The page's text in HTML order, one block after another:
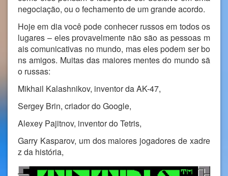
negociação, ou o fechamento de um grande acordo.
Hoje em dia você pode conhecer russos em todos os
lugares – eles provavelmente não são as pessoas m
ais comunicativas no mundo, mas eles podem ser bo
ns amigos. Muitas das maiores mentes do mundo sã
o russas:
Mikhail Kalashnikov, inventor da AK-47,
Sergey Brin, criador do Google,
Alexey Pajitnov, inventor do Tetris,
Garry Kasparov, um dos maiores jogadores de xadre
z da história,